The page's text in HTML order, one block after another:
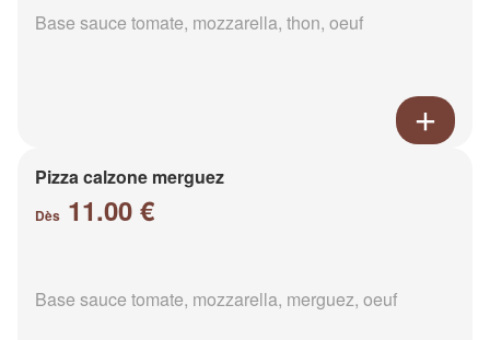
Base sauce tomate, mozzarella, thon, oeuf
Pizza calzone merguez
Dès 11.00 €
Base sauce tomate, mozzarella, merguez, oeuf